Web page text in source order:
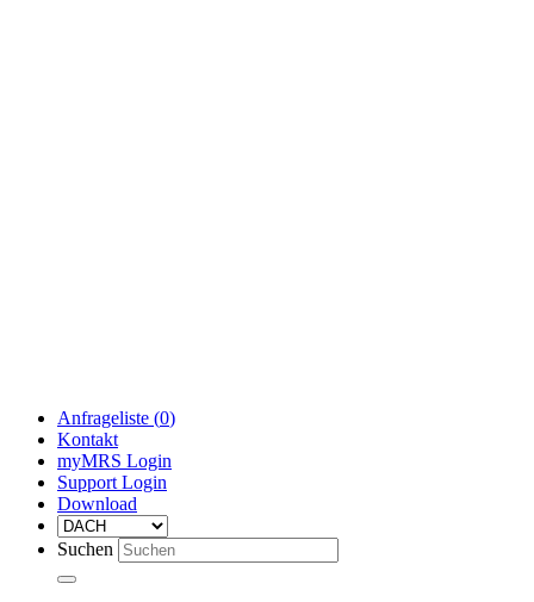
Anfrageliste (0)
Kontakt
myMRS Login
Support Login
Download
Suchen